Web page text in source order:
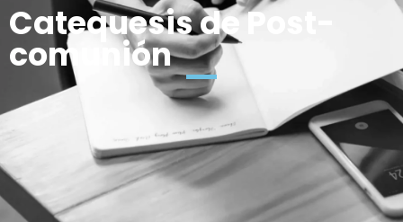
Catequesis de Post-
comunión